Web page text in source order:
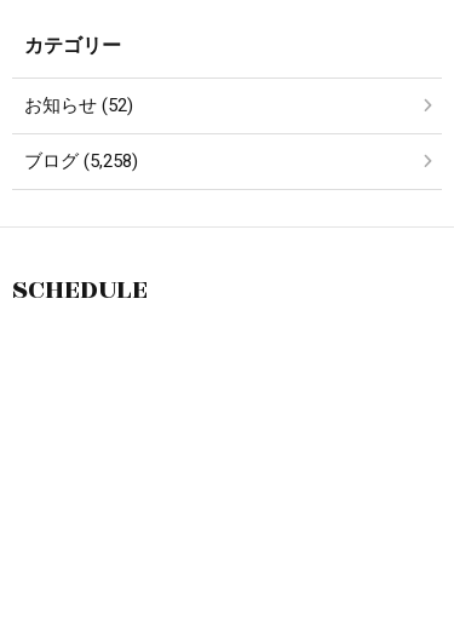
カテゴリー
お知らせ (52)
ブログ (5,258)
SCHEDULE